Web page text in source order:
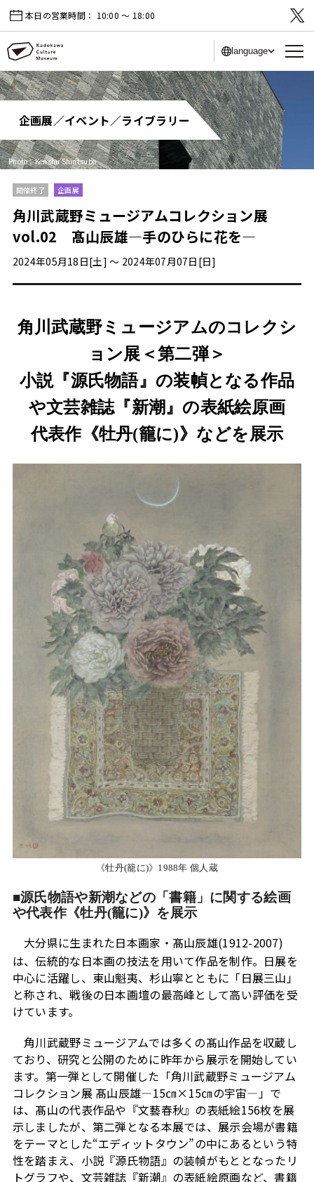
本日の営業時間： 10:00 〜 18:00
language
企画展／イベント／ライブラリー
Photo：Kenshu Shintsubo
開催終了 企画展
角川武蔵野ミュージアムコレクション展
vol.02 髙山辰雄―手のひらに花を―
2024年05月18日[土] 〜 2024年07月07日[日]
角川武蔵野ミュージアムのコレクシ
ョン展＜第二弾＞
小説『源氏物語』の装幀となる作品
や文芸雑誌『新潮』の表紙絵原画
代表作《牡丹(籠に)》などを展示
《牡丹(籠に)》1988年 個人蔵
■源氏物語や新潮などの「書籍」に関する絵画
や代表作《牡丹(籠に)》を展示
大分県に生まれた日本画家・髙山辰雄(1912-2007)
は、伝統的な日本画の技法を用いて作品を制作。日展を
中心に活躍し、東山魁夷、杉山寧とともに「日展三山」
と称され、戦後の日本画壇の最高峰として高い評価を受
けています。
角川武蔵野ミュージアムでは多くの髙山作品を収蔵し
ており、研究と公開のために昨年から展示を開始してい
ます。第一弾として開催した「角川武蔵野ミュージアム
コレクション展 髙山辰雄―15㎝×15㎝の宇宙―」で
は、髙山の代表作品や『文藝春秋』の表紙絵156枚を展
示しましたが、第二弾となる本展では、展示会場が書籍
をテーマとした“エディットタウン”の中にあるという特
性を踏まえ、小説『源氏物語』の装幀がもととなったリ
トグラフや、文芸雑誌『新潮』の表紙絵原画など、書籍